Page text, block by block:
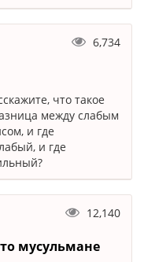
6,734
что такое
между слабым
и где
и где
12,140
мусульмане